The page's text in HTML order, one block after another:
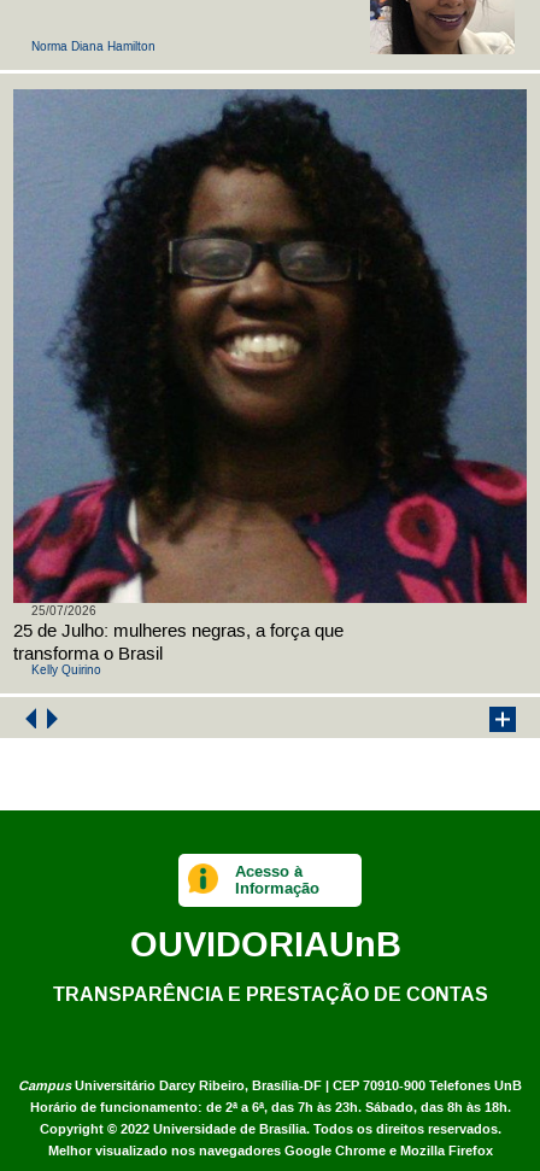
Norma Diana Hamilton
Kelly Quirino
25/07/2026
25 de Julho: mulheres negras, a força que
transforma o Brasil
CampusUniversitário Darcy Ribeiro, Brasília-DF | CEP 70910-900 Telefones UnB
Horário de funcionamento: de 2ª a 6ª, das 7h às 23h. Sábado, das 8h às 18h.
Copyright © 2022 Universidade de Brasília. Todos os direitos reservados.
Melhor visualizado nos navegadores Google Chrome e Mozilla Firefox
Acesso à
Informação
OUVIDORIAUnB
TRANSPARÊNCIA E PRESTAÇÃO DE CONTAS